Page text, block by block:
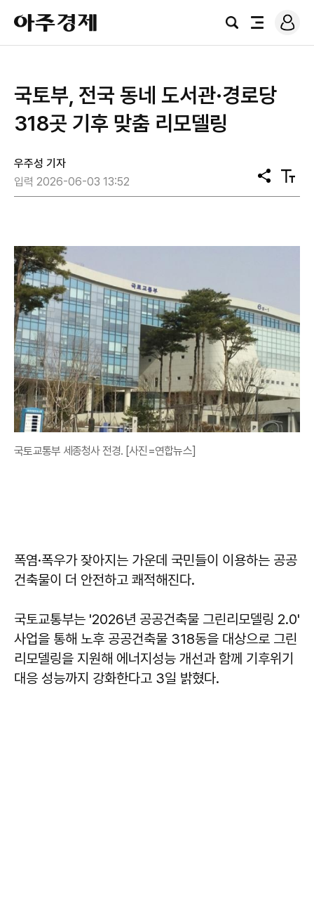
아
주
경
검
전
로
그
국토부, 전국 동네 도서관·경로당
318곳 기후 맞춤 리모델링
우주성 기자
입력 2026-06-03 13:52
공
유
텍
스
국토교통부 세종청사 전경. [사진=연합뉴스]
폭염·폭우가 잦아지는 가운데 국민들이 이용하는 공공
건축물이 더 안전하고 쾌적해진다.
국토교통부는 '2026년 공공건축물 그린리모델링 2.0'
사업을 통해 노후 공공건축물 318동을 대상으로 그린
리모델링을 지원해 에너지성능 개선과 함께 기후위기
대응 성능까지 강화한다고 3일 밝혔다.